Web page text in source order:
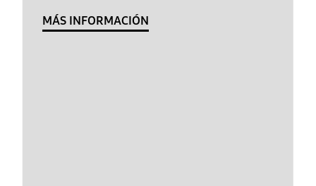
MÁS INFORMACIÓN